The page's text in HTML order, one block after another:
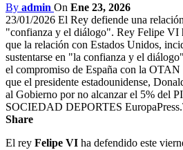
By admin On Ene 23, 2026
23/01/2026 El Rey defiende una
"confianza y el diálogo". Rey Felipe VI
que la relación con Estados Unidos,
sustentarse en "la confianza y el
el compromiso de España con la OTAN
que el presidente estadounidense,
al Gobierno por no alcanzar el 5% del
SOCIEDAD DEPORTES
Share
El rey Felipe VI ha defendido este